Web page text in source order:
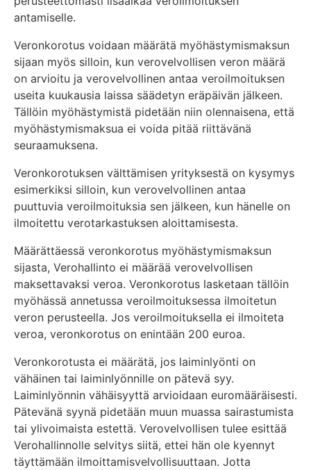
antamiselle.
Veronkorotus voidaan määrätä myöhästymismaksun
sijaan myös silloin, kun verovelvollisen veron määrä
on arvioitu ja verovelvollinen antaa veroilmoituksen
useita kuukausia laissa säädetyn eräpäivän jälkeen.
Tällöin myöhästymistä pidetään niin olennaisena, että
myöhästymismaksua ei voida pitää riittävänä
seuraamuksena.
Veronkorotuksen välttämisen yrityksestä on kysymys
esimerkiksi silloin, kun verovelvollinen antaa
puuttuvia veroilmoituksia sen jälkeen, kun hänelle on
ilmoitettu verotarkastuksen aloittamisesta.
Määrättäessä veronkorotus myöhästymismaksun
sijasta, Verohallinto ei määrää verovelvollisen
maksettavaksi veroa. Veronkorotus lasketaan tällöin
myöhässä annetussa veroilmoituksessa ilmoitetun
veron perusteella. Jos veroilmoituksella ei ilmoiteta
veroa, veronkorotus on enintään 200 euroa.
Veronkorotusta ei määrätä, jos laiminlyönti on
vähäinen tai laiminlyönnille on pätevä syy.
Laiminlyönnin vähäisyyttä arvioidaan euromääräisesti.
Pätevänä syynä pidetään muun muassa sairastumista
tai ylivoimaista estettä. Verovelvollisen tulee esittää
Verohallinnolle selvitys siitä, ettei hän ole kyennyt
täyttämään ilmoittamisvelvollisuuttaan. Jotta